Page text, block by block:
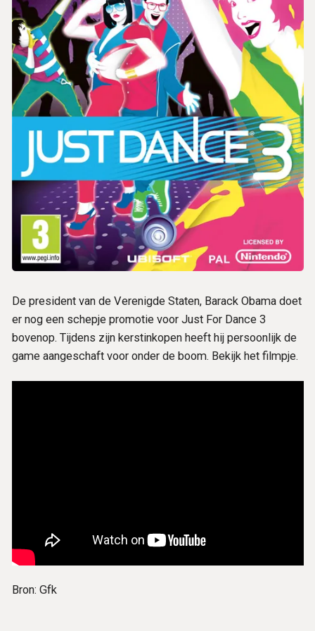
De president van de Verenigde Staten, Barack Obama doet
er nog een schepje promotie voor Just For Dance 3
bovenop. Tijdens zijn kerstinkopen heeft hij persoonlijk de
game aangeschaft voor onder de boom. Bekijk het filmpje.
Bron: Gfk